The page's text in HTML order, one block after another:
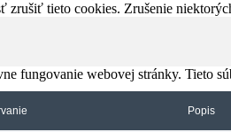
zrušiť tieto cookies. Zrušenie
fungovanie webovej stránky. Tieto
Popis